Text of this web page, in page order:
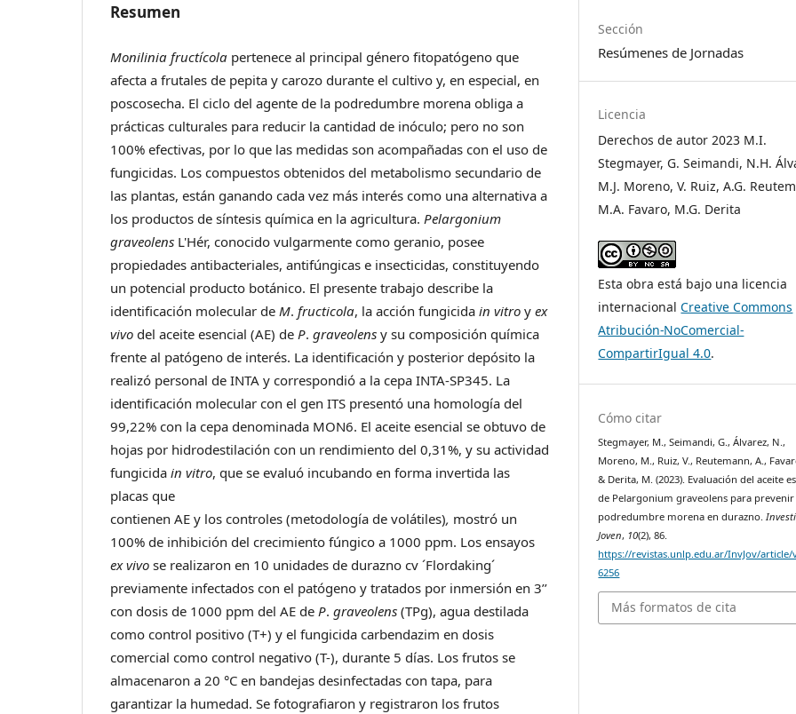
Resumen
Monilinia fructícola pertenece al principal género fitopatógeno que
afecta a frutales de pepita y carozo durante el cultivo y, en especial, en
poscosecha. El ciclo del agente de la podredumbre morena obliga a
prácticas culturales para reducir la cantidad de inóculo; pero no son
100% efectivas, por lo que las medidas son acompañadas con el uso de
fungicidas. Los compuestos obtenidos del metabolismo secundario de
las plantas, están ganando cada vez más interés como una alternativa a
los productos de síntesis química en la agricultura.Pelargonium
graveolens L'Hér, conocido vulgarmente como geranio, posee
propiedades antibacteriales, antifúngicas e insecticidas, constituyendo
un potencial producto botánico. El presente trabajo describe la
identificación molecular deM.fructicola, la acción fungicidain vitro yex
vivo del aceite esencial (AE) deP.graveolens y su composición química
frente al patógeno de interés. La identificación y posterior depósito la
realizó personal de INTA y correspondió a la cepa INTA-SP345. La
identificación molecular con el gen ITS presentó una homología del
99,22% con la cepa denominada MON6. El aceite esencial se obtuvo de
hojas por hidrodestilación con un rendimiento del 0,31%, y su actividad
fungicida in vitro, que se evaluó incubando en forma invertida las
placas que
contienen AE y los controles (metodología de volátiles), mostró un
100% de inhibición del crecimiento fúngico a 1000 ppm. Los ensayos
ex vivo se realizaron en 10 unidades de durazno cv ´Flordaking´
previamente infectados con el patógeno y tratados por inmersión en 3’’
con dosis de 1000 ppm del AE deP.graveolens (TPg), agua destilada
como control positivo (T+) y el fungicida carbendazim en dosis
comercial como control negativo (T-), durante 5 días. Los frutos se
almacenaron a 20 °C en bandejas desinfectadas con tapa, para
garantizar la humedad. Se fotografiaron y registraron los frutos
Sección
Resúmenes de Jornadas
Licencia
Derechos de autor 2023 M.I.
Stegmayer, G. Seimandi, N.H.
M.J. Moreno, V. Ruiz, A.G.
M.A. Favaro, M.G. Derita
Esta obra está bajo una licencia
internacionalCreative Commons
Atribución-NoComercial-
CompartirIgual 4.0.
Cómo citar
Stegmayer, M., Seimandi, G., Álvarez, N.,
Moreno, M., Ruiz, V., Reutemann, A.,
& Derita, M. (2023). Evaluación del aceite
de Pelargonium graveolens para prevenir
podredumbre morena en durazno.
Joven, 10(2), 86.
https://revistas.unlp.edu.ar/InvJov/article/
6256
Más formatos de cita